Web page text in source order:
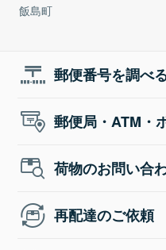
飯島町
郵便番号を調べ
郵便局・ATM・
荷物のお問い合
再配達のご依頼